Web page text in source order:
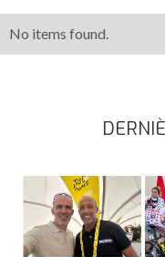
No items found.